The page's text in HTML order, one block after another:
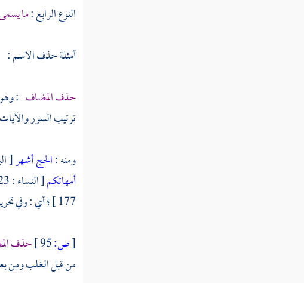
النوع الرابع :ما
أمثلة حذف الاسم :
حذف المضاف :
ترتيب السور
ومنه :الحج أشهر[ البقرة :
أمهاتكم[ النساء : 23 ] ؛ أي : نكاح أمهاتكم .
177 ] ؛ أي : وفي تحرير الرقاب .
[ص: حذف
من قبل الغلب ومن